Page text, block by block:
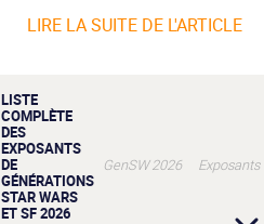
LIRE LA SUITE DE L'ARTICLE
LISTE
COMPLÈTE
DES
EXPOSANTS
DE
GÉNÉRATIONS
STAR WARS
ET SF 2026
GenSW 2026 Exposants